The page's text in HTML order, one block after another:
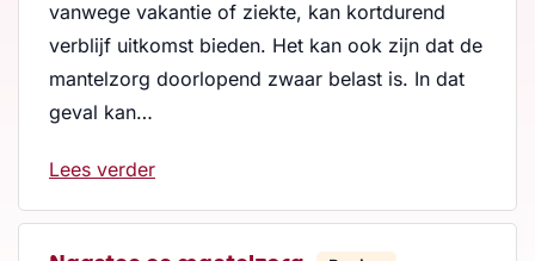
vanwege vakantie of ziekte, kan kortdurend
verblijf uitkomst bieden. Het kan ook zijn dat de
mantelzorg doorlopend zwaar belast is. In dat
geval kan…
Lees verder